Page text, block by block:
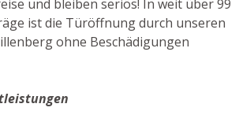
und bleiben seriös! In weit über 99
ist die Türöffnung durch unseren
ohne Beschädigungen